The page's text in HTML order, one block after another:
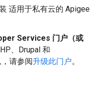
适用于私有云的 Apigee
Services 门户（或
、Drupal 和
请参阅升级此门户。